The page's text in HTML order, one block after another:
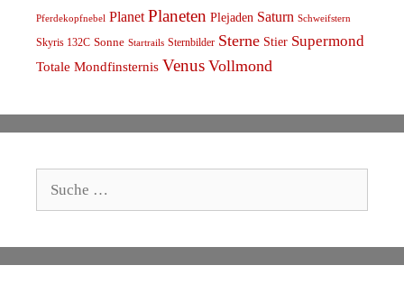
Pferdekopfnebel Planet Planeten Plejaden Saturn Schweifstern
Skyris 132C Sonne Startrails Sternbilder Sterne Stier Supermond
Totale Mondfinsternis Venus Vollmond